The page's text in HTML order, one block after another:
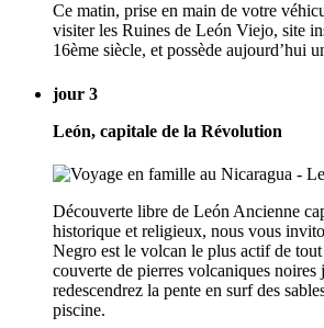
Ce matin, prise en main de votre
visiter les Ruines de León Viejo, site
16ème siècle, et possède aujourd’hui
jour 3
León, capitale de la Révolution
Découverte libre de León Ancienne
historique et religieux, nous vous
Negro est le volcan le plus actif de
couverte de pierres volcaniques noires
redescendrez la pente en surf des
piscine.